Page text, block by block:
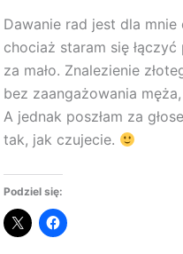
Dawanie rad jest dla
chociaż staram się
za mało. Znalezienie
bez zaangażowania
A jednak poszłam za
tak, jak czujecie.
Podziel się: